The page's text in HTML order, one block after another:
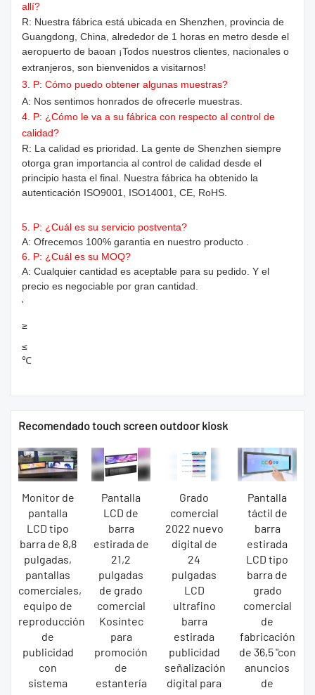
allí?
R: Nuestra fábrica está ubicada en Shenzhen, provincia de
Guangdong, China, alrededor de 1 horas en metro desde el
aeropuerto de baoan ¡Todos nuestros clientes, nacionales o
extranjeros, son bienvenidos a visitarnos!
3. P: Cómo puedo obtener algunas muestras?
A: Nos sentimos honrados de ofrecerle muestras.
4. P: ¿Cómo le va a su fábrica con respecto al control de
calidad?
R: La calidad es prioridad. La gente de Shenzhen siempre
otorga gran importancia al control de calidad desde el
principio hasta el final. Nuestra fábrica ha obtenido la
autenticación ISO9001, ISO14001, CE, RoHS.
5. P: ¿Cuál es su servicio postventa?
A: Ofrecemos 100% garantia en nuestro producto .
6. P: ¿Cuál es su MOQ?
A: Cualquier cantidad es aceptable para su pedido. Y el
precio es negociable por gran cantidad.
'
≥
≤
℃
Recomendado touch screen outdoor kiosk
Monitor de
pantalla
LCD tipo
barra de 8,8
pulgadas,
pantallas
comerciales,
equipo de
reproducción
de
publicidad
con
sistema
Pantalla
LCD de
barra
estirada de
21,2
pulgadas
de grado
comercial
Kosintec
para
promoción
de
estantería
Grado
comercial
2022 nuevo
digital de
24
pulgadas
LCD
ultrafino
barra
estirada
publicidad
señalización
digital para
Pantalla
táctil de
barra
estirada
LCD tipo
barra de
grado
comercial
de
fabricación
de 36,5 "con
anuncios
de